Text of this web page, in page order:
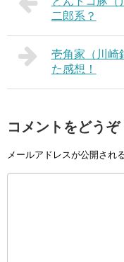
二郎系？
壱角家（川崎
た感想！
コメントをどうぞ
メールアドレスが公開され